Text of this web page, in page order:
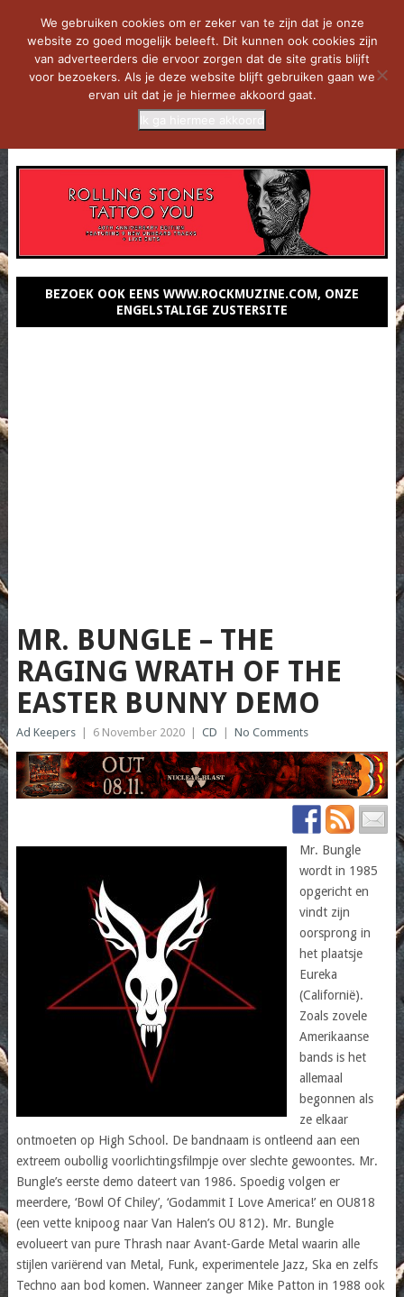
BEZOEK OOK EENS WWW.ROCKMUZINE.COM, ONZE
ENGELSTALIGE ZUSTERSITE
MR. BUNGLE – THE
RAGING WRATH OF THE
EASTER BUNNY DEMO
Ad Keepers 6 November 2020 CD No Comments
Mr. Bungle
wordt in 1985
opgericht en
vindt zijn
oorsprong in
het plaatsje
Eureka
(Californië).
Zoals zovele
Amerikaanse
bands is het
allemaal
begonnen als
ze elkaar
ontmoeten op High School. De bandnaam is ontleend aan een
extreem oubollig voorlichtingsfilmpje over slechte gewoontes. Mr.
Bungle’s eerste demo dateert van 1986. Spoedig volgen er
meerdere, ‘Bowl Of Chiley’, ‘Godammit I Love America!’ en OU818
(een vette knipoog naar Van Halen’s OU 812). Mr. Bungle
evolueert van pure Thrash naar Avant-Garde Metal waarin alle
stijlen variërend van Metal, Funk, experimentele Jazz, Ska en zelfs
Techno aan bod komen. Wanneer zanger Mike Patton in 1988 ook
We gebruiken cookies om er zeker van te zijn dat je onze
website zo goed mogelijk beleeft. Dit kunnen ook cookies zijn
van adverteerders die ervoor zorgen dat de site gratis blijft
voor bezoekers. Als je deze website blijft gebruiken gaan we
ervan uit dat je je hiermee akkoord gaat.
Ik ga hiermee akkoord